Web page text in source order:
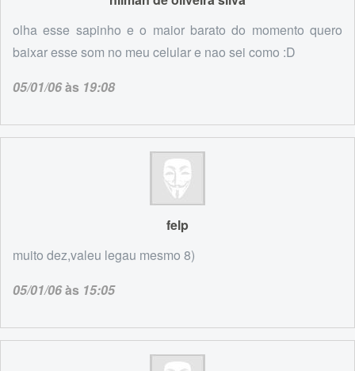
olha esse sapinho e o maior barato do momento quero
baixar esse som no meu celular e nao sei como :D
05/01/06às 19:08
felp
muito dez,valeu legau mesmo 8)
05/01/06às 15:05